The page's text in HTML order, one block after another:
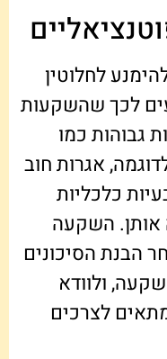
לחלוטין
לכך שהשקעות
גבוהות כמו
אגרות חוב
כלכליות
אותן. השקעה
הבנת הסיכונים
ולוודא
לצרכים